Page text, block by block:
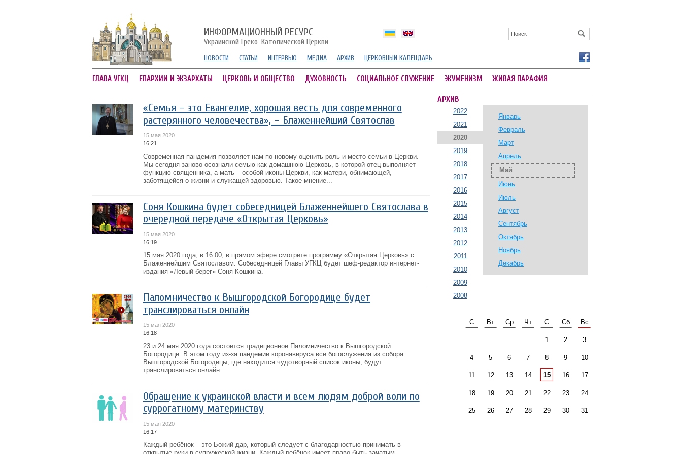
ИНФОРМАЦИОННЫЙ РЕСУРС
Украинской Греко-Католической Церкви
НОВОСТИ СТАТЬИ ИНТЕРВЬЮ МЕДИА АРХИВ ЦЕРКОВНЫЙ КАЛЕНДАРЬ
ГЛАВА УГКЦ ЕПАРХИИ И ЭКЗАРХАТЫ ЦЕРКОВЬ И ОБЩЕСТВО ДУХОВНОСТЬ СОЦИАЛЬНОЕ СЛУЖЕНИЕ ЭКУМЕНИЗМ ЖИВАЯ ПАРАФИЯ
«Семья – это Евангелие, хорошая весть для современного
растерянного человечества», – Блаженнейший Святослав
15 мая 2020
16:21
Современная пандемия позволяет нам по-новому оценить роль и место семьи в Церкви.
Мы сегодня заново осознали семью как домашнюю Церковь, в которой отец выполняет
функцию священника, а мать – особой иконы Церкви, как матери, обнимающей,
заботящейся о жизни и служащей здоровью. Такое мнение...
Соня Кошкина будет собеседницей Блаженнейшего Святослава в
очередной передаче «Открытая Церковь»
15 мая 2020
16:19
15 мая 2020 года, в 16.00, в прямом эфире смотрите программу «Открытая Церковь» с
Блаженнейшим Святославом. Собеседницей Главы УГКЦ будет шеф-редактор интернет-
издания «Левый берег» Соня Кошкина.
Паломничество к Вышгородской Богородице будет
транслироваться онлайн
15 мая 2020
16:18
23 и 24 мая 2020 года состоится традиционное Паломничество к Вышгородской
Богородице. В этом году из-за пандемии коронавируса все богослужения из собора
Вышгородской Богородицы, где находится чудотворный список иконы, будут
транслироваться онлайн.
Обращение к украинской власти и всем людям доброй воли по
суррогатному материнству
15 мая 2020
16:17
Каждый ребёнок – это Божий дар, который следует с благодарностью принимать в
АРХИВ
2022
2021
2020
2019
2018
2017
2016
2015
2014
2013
2012
2011
2010
2009
2008
Январь
Февраль
Март
Апрель
Май
Июнь
Июль
Август
Сентябрь
Октябрь
Ноябрь
Декабрь
С Вт Ср Чт С Сб Вс
1 2 3
4 5 6 7 8 9 10
11 12 13 14 15 16 17
18 19 20 21 22 23 24
25 26 27 28 29 30 31